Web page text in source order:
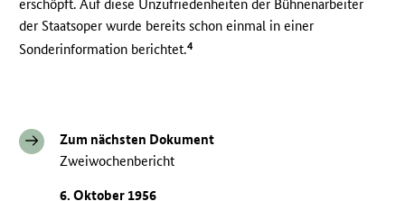
erschöpft. Auf diese Unzufriedenheiten der Bühnenarbeiter
der Staatsoper wurde bereits schon einmal in einer
Sonderinformation berichtet.4
Zum nächsten Dokument
Zweiwochenbericht
6. Oktober 1956